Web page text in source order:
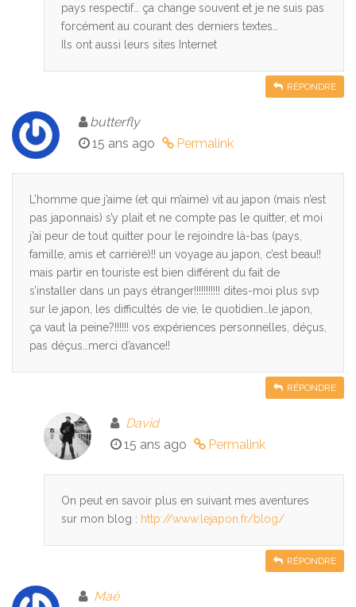
pays respectif… ça change souvent et je ne suis pas
forcément au courant des derniers textes…
Ils ont aussi leurs sites Internet
RÉPONDRE
butterfly
15 ans ago
Permalink
L’homme que j’aime (et qui m’aime) vit au japon (mais n’est
pas japonnais) s’y plait et ne compte pas le quitter, et moi
j’ai peur de tout quitter pour le rejoindre là-bas (pays,
famille, amis et carrière)!! un voyage au japon, c’est beau!!
mais partir en touriste est bien différent du fait de
s’installer dans un pays étranger!!!!!!!!!!! dites-moi plus svp
sur le japon, les difficultés de vie, le quotidien…le japon,
ça vaut la peine?!!!!!! vos expériences personnelles, déçus,
pas déçus…merci d’avance!!
RÉPONDRE
David
15 ans ago
Permalink
On peut en savoir plus en suivant mes aventures
sur mon blog : http://www.lejapon.fr/blog/
RÉPONDRE
Maé